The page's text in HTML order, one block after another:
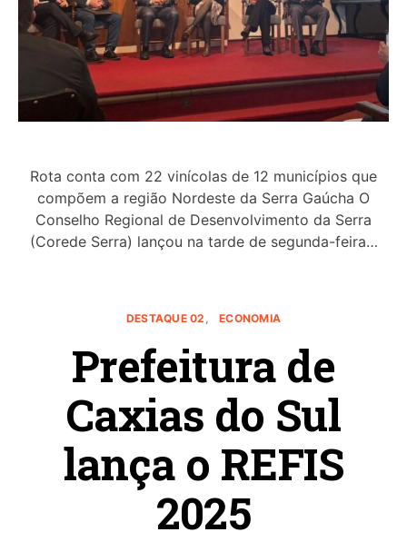
Rota conta com 22 vinícolas de 12 municípios que
compõem a região Nordeste da Serra Gaúcha O
Conselho Regional de Desenvolvimento da Serra
(Corede Serra) lançou na tarde de segunda-feira…
DESTAQUE 02 ECONOMIA
Prefeitura de
Caxias do Sul
lança o REFIS
2025